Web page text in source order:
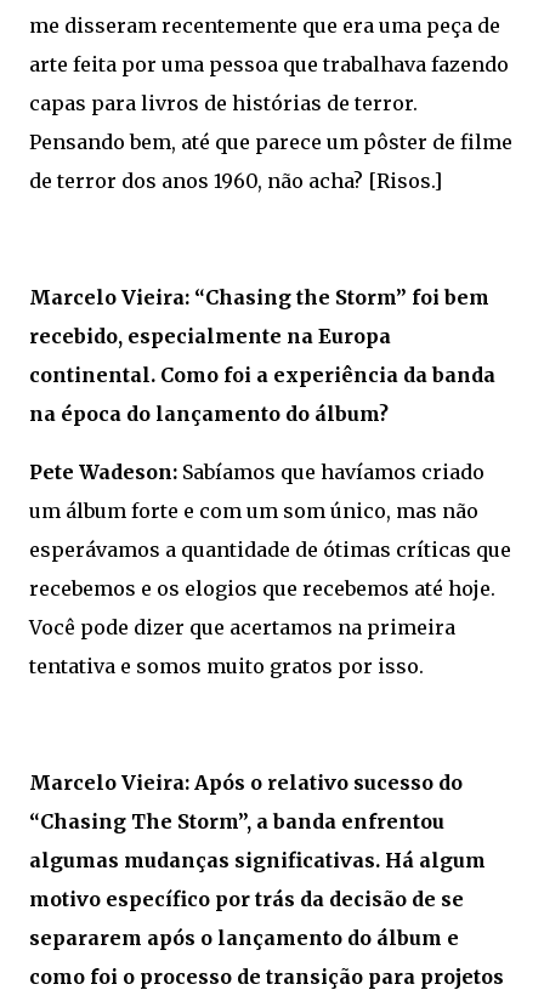
me disseram recentemente que era uma peça de
arte feita por uma pessoa que trabalhava fazendo
capas para livros de histórias de terror.
Pensando bem, até que parece um pôster de filme
de terror dos anos 1960, não acha? [Risos.]
Marcelo Vieira: “Chasing the Storm” foi bem
recebido, especialmente na Europa
continental. Como foi a experiência da banda
na época do lançamento do álbum?
Pete Wadeson: Sabíamos que havíamos criado
um álbum forte e com um som único, mas não
esperávamos a quantidade de ótimas críticas que
recebemos e os elogios que recebemos até hoje.
Você pode dizer que acertamos na primeira
tentativa e somos muito gratos por isso.
Marcelo Vieira: Após o relativo sucesso do
“Chasing The Storm”, a banda enfrentou
algumas mudanças significativas. Há algum
motivo específico por trás da decisão de se
separarem após o lançamento do álbum e
como foi o processo de transição para projetos